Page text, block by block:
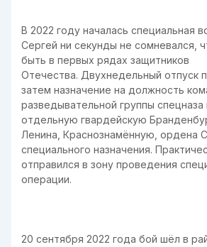
В 2022 году началась специальная
Сергей ни секунды не сомневался,
быть в первых рядах защитников
Отечества. Двухнедельный отпуск
затем назначение на должность
разведывательной группы
отдельную гвардейскую
Ленина, Краснознамённую, ордена
специального назначения.
отправился в зону проведения
операции.
20 сентября 2022 года бой шёл в